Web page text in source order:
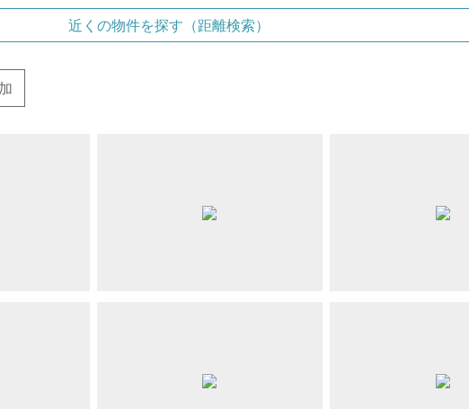
近くの物件を探す（距離検索）